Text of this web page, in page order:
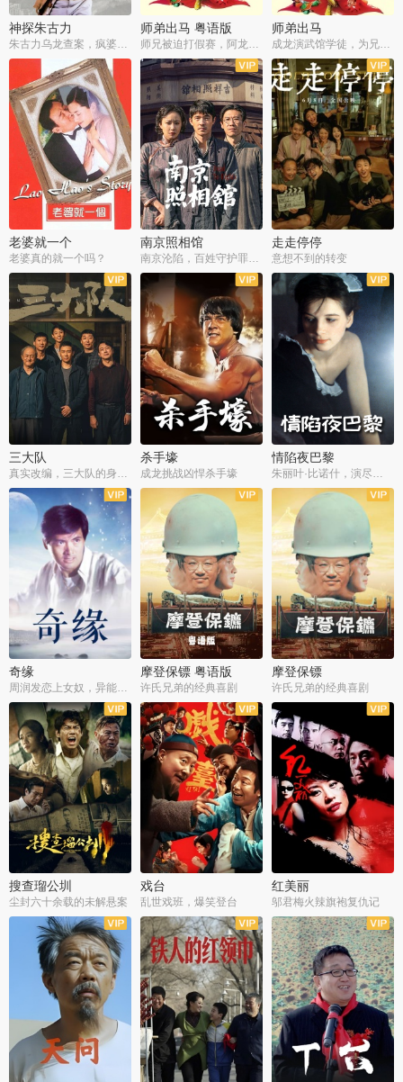
神探朱古力
朱古力乌龙查案，疯婆子神助攻
师弟出马 粤语版
师兄被迫打假赛，阿龙追查斗黑帮
师弟出马
成龙演武馆学徒，为兄搏命战黑道
老婆就一个
老婆真的就一个吗？
南京照相馆
南京沦陷，百姓守护罪证底片
走走停停
意想不到的转变
三大队 杀手壕
成龙挑战凶悍杀手壕
情陷夜巴黎
奇缘
周润发恋上女奴，异能护体战邪派
摩登保镖 粤语版
许氏兄弟的经典喜剧
摩登保镖
许氏兄弟的经典喜剧
搜查瑠公圳
尘封六十余载的未解悬案
戏台
乱世戏班，爆笑登台
红美丽
邬君梅火辣旗袍复仇记